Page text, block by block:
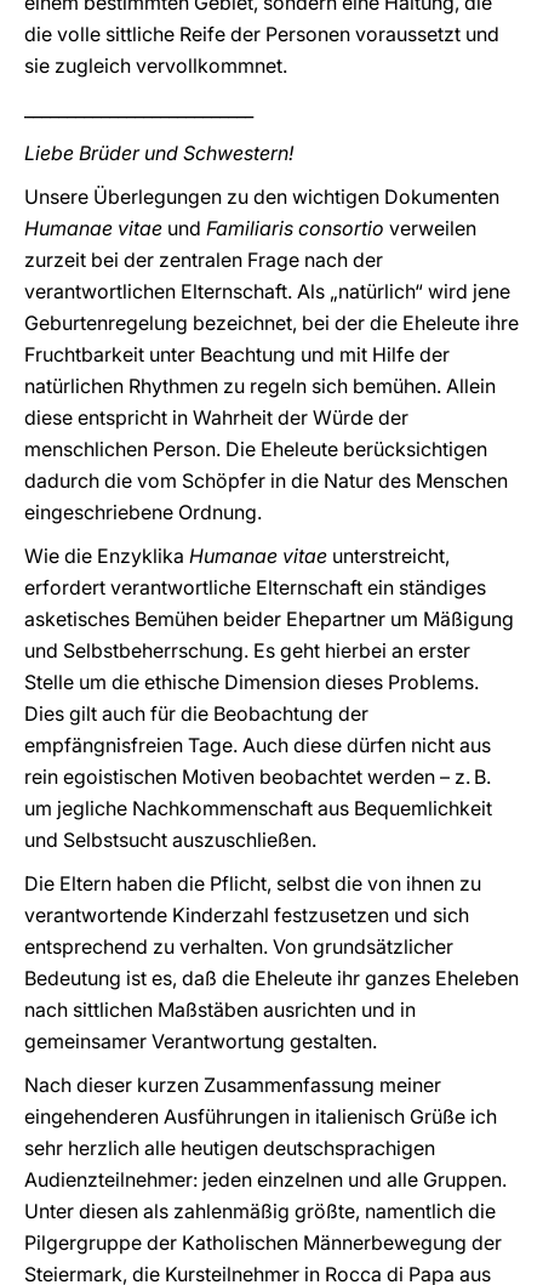
die volle sittliche Reife der Personen voraussetzt und
sie zugleich vervollkommnet.
Liebe Brüder und Schwestern!
Unsere Überlegungen zu den wichtigen Dokumenten
Humanae vitae und Familiaris consortio verweilen
zurzeit bei der zentralen Frage nach der
verantwortlichen Elternschaft. Als „natürlich“ wird jene
Geburtenregelung bezeichnet, bei der die Eheleute ihre
Fruchtbarkeit unter Beachtung und mit Hilfe der
natürlichen Rhythmen zu regeln sich bemühen. Allein
diese entspricht in Wahrheit der Würde der
menschlichen Person. Die Eheleute berücksichtigen
dadurch die vom Schöpfer in die Natur des Menschen
eingeschriebene Ordnung.
Wie die Enzyklika Humanae vitae unterstreicht,
erfordert verantwortliche Elternschaft ein ständiges
asketisches Bemühen beider Ehepartner um Mäßigung
und Selbstbeherrschung. Es geht hierbei an erster
Stelle um die ethische Dimension dieses Problems.
Dies gilt auch für die Beobachtung der
empfängnisfreien Tage. Auch diese dürfen nicht aus
rein egoistischen Motiven beobachtet werden – z. B.
um jegliche Nachkommenschaft aus Bequemlichkeit
und Selbstsucht auszuschließen.
Die Eltern haben die Pflicht, selbst die von ihnen zu
verantwortende Kinderzahl festzusetzen und sich
entsprechend zu verhalten. Von grundsätzlicher
Bedeutung ist es, daß die Eheleute ihr ganzes Eheleben
nach sittlichen Maßstäben ausrichten und in
gemeinsamer Verantwortung gestalten.
Nach dieser kurzen Zusammenfassung meiner
eingehenderen Ausführungen in italienisch Grüße ich
sehr herzlich alle heutigen deutschsprachigen
Audienzteilnehmer: jeden einzelnen und alle Gruppen.
Unter diesen als zahlenmäßig größte, namentlich die
Pilgergruppe der Katholischen Männerbewegung der
Steiermark, die Kursteilnehmer in Rocca di Papa aus